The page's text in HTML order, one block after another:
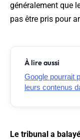
généralement que
pas être pris pour
À lire aussi
Google pourrait
leurs contenus
Le tribunal a